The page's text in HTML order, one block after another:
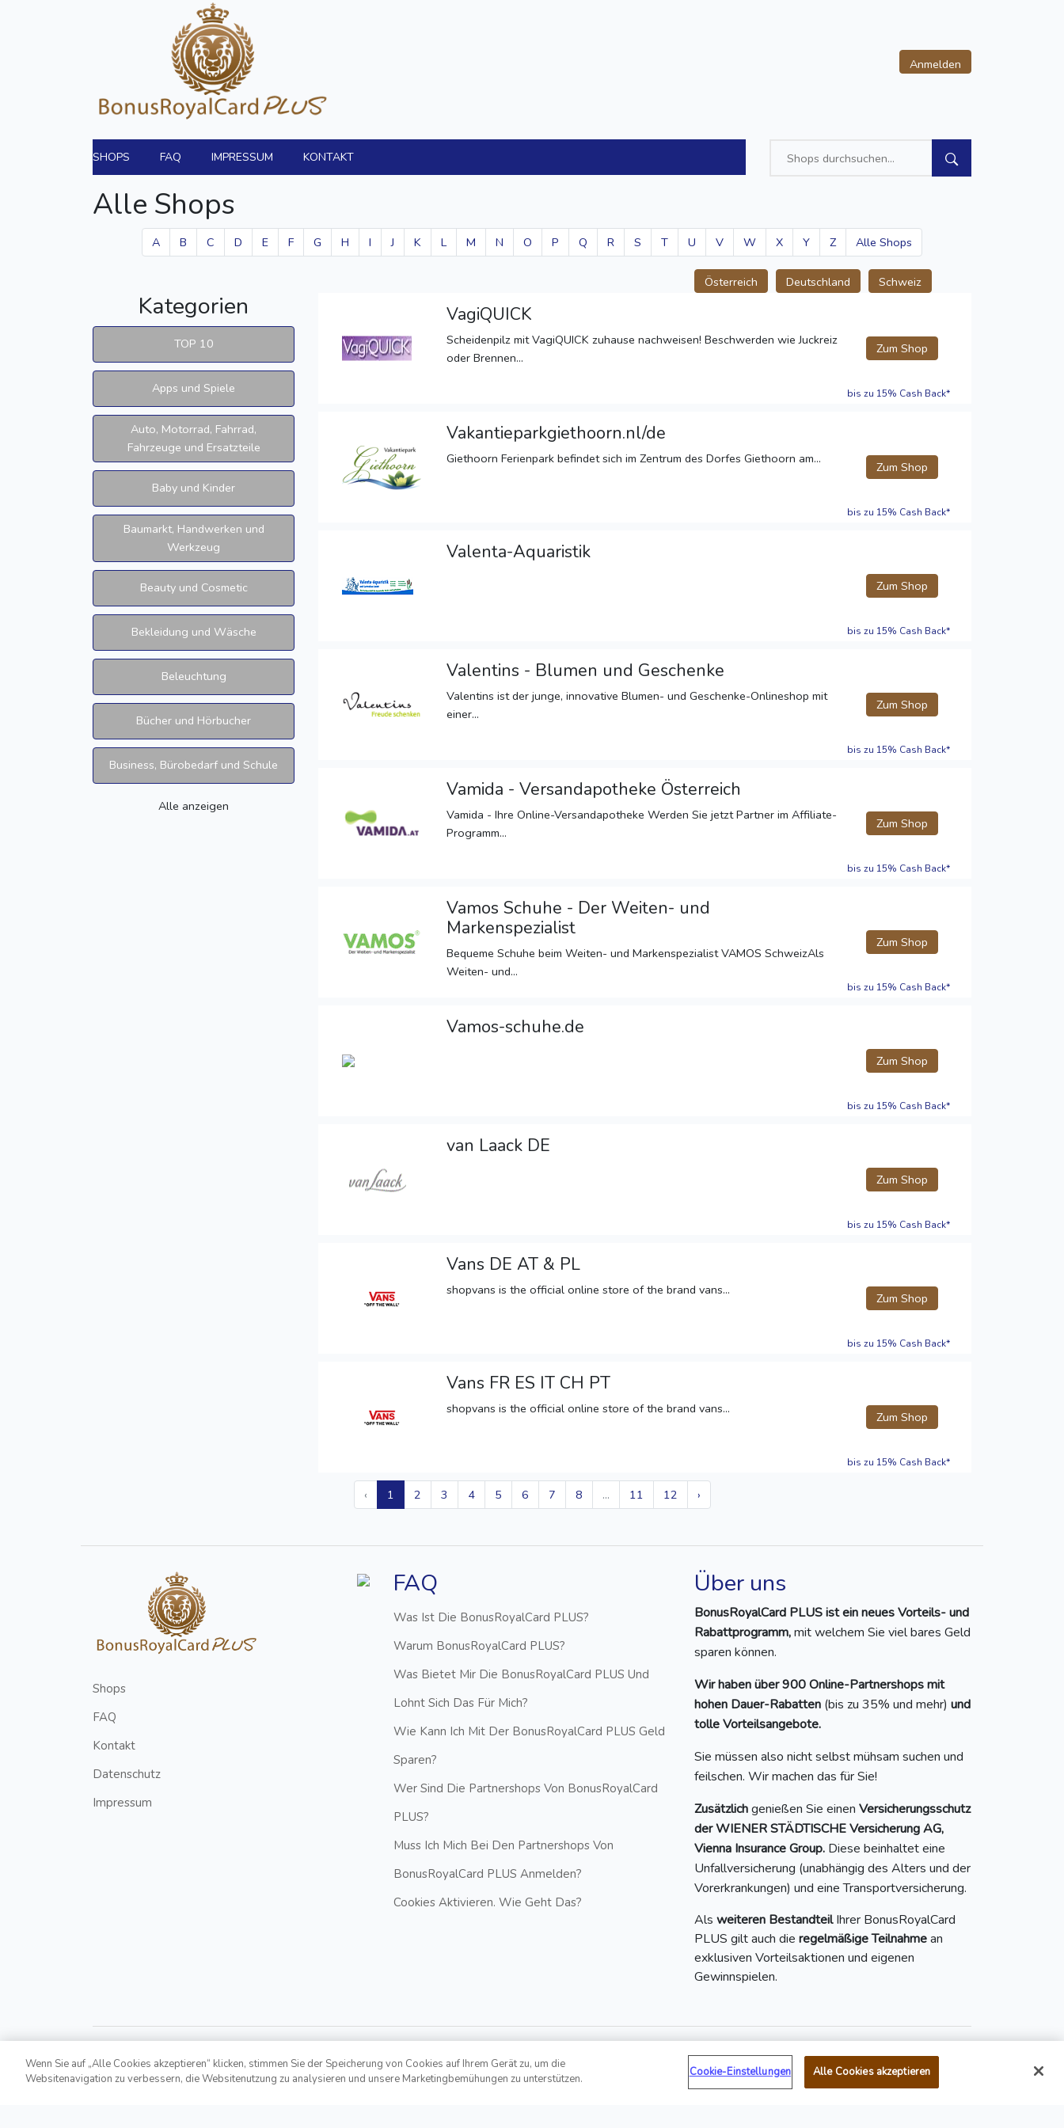
Anmelden
SHOPS FAQ IMPRESSUM KONTAKT
Alle Shops
A B C D E F G H I J K L M N O P Q R S T U V W X Y Z Alle Shops
Österreich Deutschland Schweiz
Kategorien
TOP 10
Apps und Spiele
Auto, Motorrad, Fahrrad,
Fahrzeuge und Ersatzteile
Baby und Kinder
Baumarkt, Handwerken und
Werkzeug
Beauty und Cosmetic
Bekleidung und Wäsche
Beleuchtung
Bücher und Hörbucher
Business, Bürobedarf und Schule
Alle anzeigen
VagiQUICK
Scheidenpilz mit VagiQUICK zuhause nachweisen! Beschwerden wie Juckreiz
oder Brennen...
Zum Shop
bis zu 15% Cash Back*
Vakantieparkgiethoorn.nl/de
Giethoorn Ferienpark befindet sich im Zentrum des Dorfes Giethoorn am...
Zum Shop
bis zu 15% Cash Back*
Valenta-Aquaristik
Zum Shop
bis zu 15% Cash Back*
Valentins - Blumen und Geschenke
Valentins ist der junge, innovative Blumen- und Geschenke-Onlineshop mit
einer...
Zum Shop
bis zu 15% Cash Back*
Vamida - Versandapotheke Österreich
Vamida - Ihre Online-Versandapotheke Werden Sie jetzt Partner im Affiliate-
Programm...
Zum Shop
bis zu 15% Cash Back*
Vamos Schuhe - Der Weiten- und
Markenspezialist
Bequeme Schuhe beim Weiten- und Markenspezialist VAMOS SchweizAls
Weiten- und...
Zum Shop
bis zu 15% Cash Back*
Vamos-schuhe.de
Zum Shop
bis zu 15% Cash Back*
van Laack DE
Zum Shop
bis zu 15% Cash Back*
Vans DE AT & PL
shopvans is the official online store of the brand vans...
Zum Shop
bis zu 15% Cash Back*
Vans FR ES IT CH PT
shopvans is the official online store of the brand vans...
Zum Shop
bis zu 15% Cash Back*
‹ 1 2 3 4 5 6 7 8 ... 11 12 ›
Shops
FAQ
Kontakt
Datenschutz
Impressum
FAQ
Was Ist Die BonusRoyalCard PLUS?
Warum BonusRoyalCard PLUS?
Was Bietet Mir Die BonusRoyalCard PLUS Und
Lohnt Sich Das Für Mich?
Wie Kann Ich Mit Der BonusRoyalCard PLUS Geld
Sparen?
Wer Sind Die Partnershops Von BonusRoyalCard
PLUS?
Muss Ich Mich Bei Den Partnershops Von
BonusRoyalCard PLUS Anmelden?
Cookies Aktivieren. Wie Geht Das?
Über uns
BonusRoyalCard PLUS ist ein neues Vorteils- und
Rabattprogramm,mit welchem Sie viel bares Geld
sparen können.
Wir haben über 900 Online-Partnershops mit
hohen Dauer-Rabatten (bis zu 35% und mehr) und
tolle Vorteilsangebote.
Sie müssen also nicht selbst mühsam suchen und
feilschen. Wir machen das für Sie!
Zusätzlichgenießen Sie einen Versicherungsschutz
der WIENER STÄDTISCHE Versicherung AG,
Vienna Insurance Group. Diese beinhaltet eine
Unfallversicherung (unabhängig des Alters und der
Vorerkrankungen) und eine Transportversicherung.
Als weiteren BestandteilIhrer BonusRoyalCard
PLUS gilt auch die regelmäßige Teilnahmean
exklusiven Vorteilsaktionen und eigenen
Gewinnspielen.
Wenn Sie auf „Alle Cookies akzeptieren“ klicken, stimmen Sie der Speicherung von Cookies auf Ihrem Gerät zu, um die
Websitenavigation zu verbessern, die Websitenutzung zu analysieren und unsere Marketingbemühungen zu unterstützen.
Cookie-Einstellungen Alle Cookies akzeptieren